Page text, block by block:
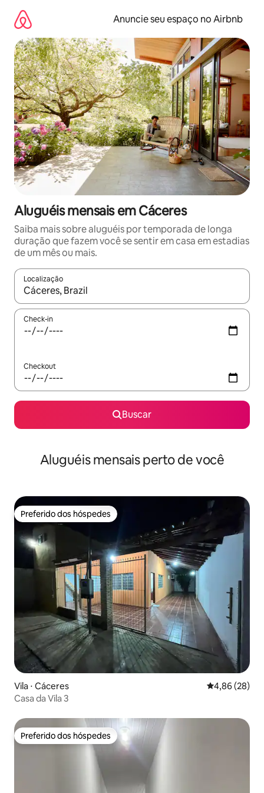
para
conteúdo
Anuncie seu espaço no Airbnb
Aluguéis mensais em Cáceres
Saiba mais sobre aluguéis por temporada de longa
duração que fazem você se sentir em casa em estadias
de um mês ou mais.
Localização
Quando os resultados estiverem disponíveis, explore-os
Check-in
Checkout
Buscar
Aluguéis mensais perto de você
Preferido dos hóspedes
Preferido dos hóspedes
Vila ⋅ Cáceres 4,86 de uma
4,86 (28)
Casa da Vila 3
Preferido dos hóspedes
Preferido dos hóspedes